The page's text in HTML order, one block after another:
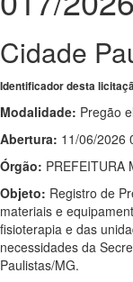
Cidade
Identificador desta
Modalidade: Pregão
Abertura: 11/06/2026
Órgão: PREFEITURA
Objeto: Registro de
materiais e
fisioterapia e das
necessidades da
Paulistas/MG.